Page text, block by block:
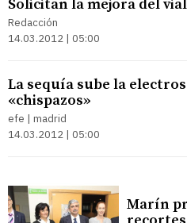
Solicitan la mejora del
Redacción
14.03.2012 | 05:00
La sequía sube la
«chispazos»
efe | madrid
14.03.2012 | 05:00
Marín